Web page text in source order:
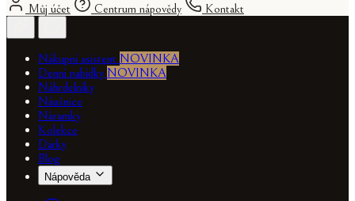
Můj účet Centrum nápovědy Kontakt
Nákupní asistent NOVINKA
Denní nabídky NOVINKA
Náhrdelníky
Náušnice
Náramky
Kolekce
Dárky
Blog
Nápověda